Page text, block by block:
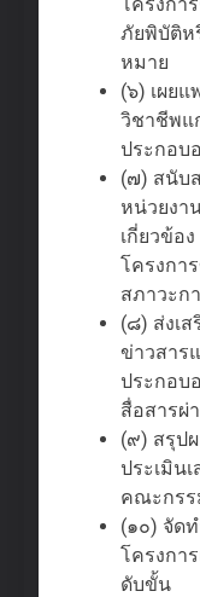
ภัยพิบัติห
หมาย
(๖) เผย
วิชาชีพแ
ประกอบ
(๗) สนับ
หน่วยงา
เกี่ยวข้อ
โครงกา
สภาวะก
(๘) ส่งเ
ข่าวสาร
ประกอบ
สื่อสารผ่
(๙) สรุป
ประเมิน
คณะกรร
(๑๐) จัด
โครงกา
ดับขั้น